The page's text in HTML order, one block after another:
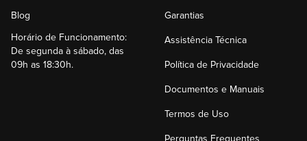
Blog
Horário de Funcionamento:
De segunda à sábado, das
09h as 18:30h.
Garantias
Assistência Técnica
Política de Privacidade
Documentos e Manuais
Termos de Uso